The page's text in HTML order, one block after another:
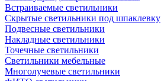
Встраиваемые светильники
Скрытые светильники под шпаклевку
Подвесные светильники
Накладные светильники
Точечные светильники
Светильники мебельные
Многолучевые светильники